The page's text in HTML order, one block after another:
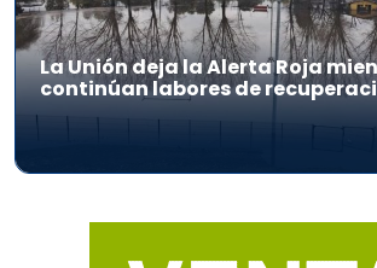
La Unión deja la Alerta Roja
continúan labores de